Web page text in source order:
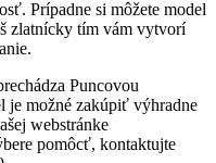
Prípadne si môžete model
zlatnícky tím vám vytvorí
Puncovou
je možné zakúpiť výhradne
webstránke
pomôcť, kontaktujte